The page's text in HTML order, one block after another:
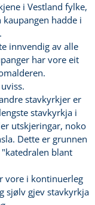
i Vestland fylke,
hadde i
innvendig av alle
har vore eit
stavkyrkjer er
stavkyrkja i
utskjeringar, noko
Dette er grunnen
blant
vore i kontinuerleg
sjølv gjev stavkyrkja